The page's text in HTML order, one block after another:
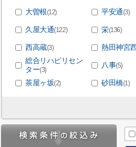
大曽根(12) 平安通(3)
久屋大通(122) 栄(136)
西高蔵(3) 熱田神宮
総合リハビリセン
ター(3)
八事(5)
茶屋ヶ坂(2) 砂田橋(1)